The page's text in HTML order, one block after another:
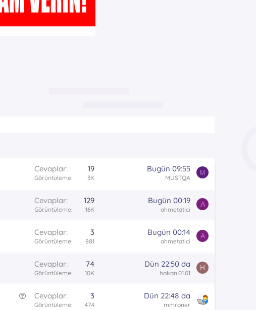
Cevaplar 19
Görüntüleme 3K
Bugün 09:55
MUSTQA
M
Cevaplar 129
Görüntüleme 16K
Bugün 00:19
ahmetatici
A
Cevaplar 3
Görüntüleme 881
Bugün 00:14
ahmetatici
A
Cevaplar 74
Görüntüleme 10K
Dün 22:50 da
hakan.01.01
H
Cevaplar 3
Görüntüleme 474
Dün 22:48 da
mmroner